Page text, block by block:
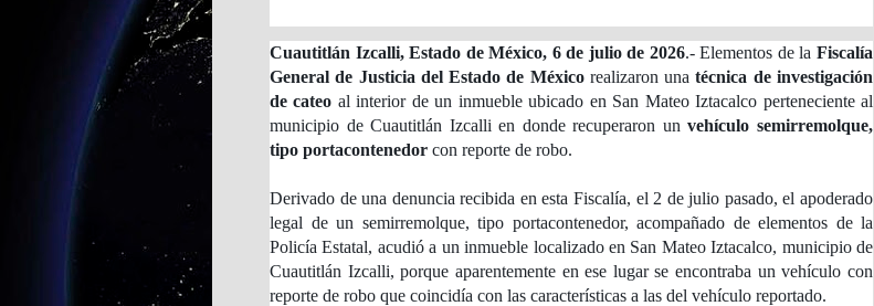
Cuautitlán Izcalli, Estado de México, 6 de julio de 2026.- Elementos de laFiscalía
General de Justicia del Estado de Méxicorealizaron unatécnica de investigación
de cateo al interior de un inmueble ubicado en San Mateo Iztacalco perteneciente al
municipio de Cuautitlán Izcalli en donde recuperaron unvehículo semirremolque,
tipo portacontenedor con reporte de robo.
Derivado de una denuncia recibida en esta Fiscalía, el 2 de julio pasado, el apoderado
legal de un semirremolque, tipo portacontenedor, acompañado de elementos de la
Policía Estatal, acudió a un inmueble localizado en San Mateo Iztacalco, municipio de
Cuautitlán Izcalli, porque aparentemente en ese lugar se encontraba un vehículo con
reporte de robo que coincidía con las características a las del vehículo reportado.